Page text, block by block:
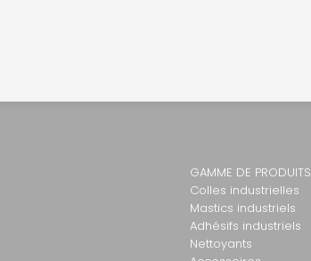
GAMME DE PRODUITS
Colles industrielles
Mastics industriels
Adhésifs industriels
Nettoyants